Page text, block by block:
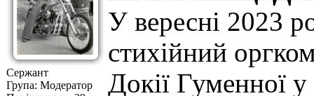
Сержант
Група: Модератор
У вересні 2023
стихійний
Докії Гуменної